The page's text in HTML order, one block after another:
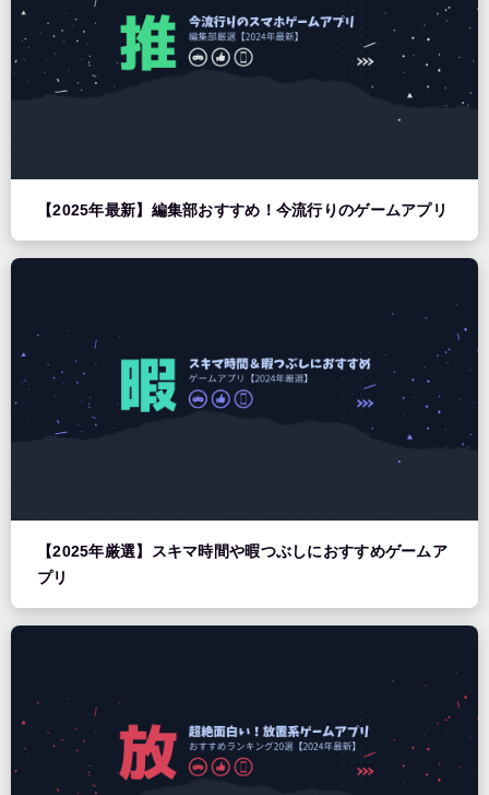
【2025年最新】編集部おすすめ！今流行りのゲームアプリ
【2025年厳選】スキマ時間や暇つぶしにおすすめゲームア
プリ